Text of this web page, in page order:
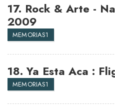
17. Rock & Arte -
2009
MEMORIAS1
18.Ya Esta Aca :
MEMORIAS1